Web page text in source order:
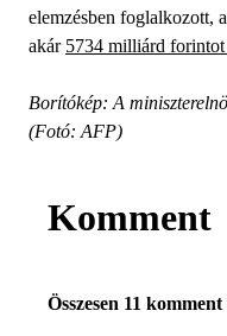
elemzésben foglalkozott,
akár 5734 milliárd forintot
Borítókép: A
(Fotó: AFP)
Komment
Összesen 11 komment